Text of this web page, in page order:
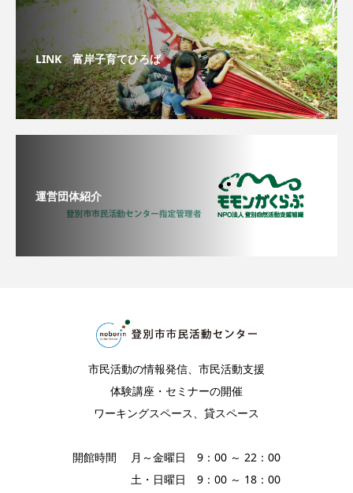
LINK 富岸子育てひろば
運営団体紹介
市民活動の情報発信、市民活動支援
体験講座・セミナーの開催
ワーキングスペース、貸スペース
開館時間 月～金曜日 9：00 ～ 22：00
土・日曜日 9：00 ～ 18：00